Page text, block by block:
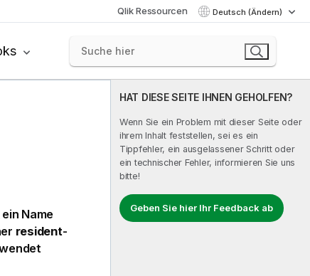
Qlik Ressourcen Deutsch (Ändern)
HAT DIESE SEITE IHNEN GEHOLFEN?
Wenn Sie ein Problem mit dieser Seite oder
ihrem Inhalt feststellen, sei es ein
Tippfehler, ein ausgelassener Schritt oder
ein technischer Fehler, informieren Sie uns
bitte!
Geben Sie hier Ihr Feedback ab
Name
resident-